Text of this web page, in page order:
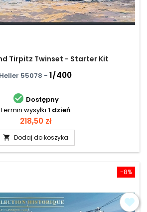
Tirpitz Twinset - Starter Kit
Heller 55078 - 1/400
 Dostępny
Termin wysyłki 1 dzień
Cena
218,50 zł
 Dodaj do koszyka
-8%